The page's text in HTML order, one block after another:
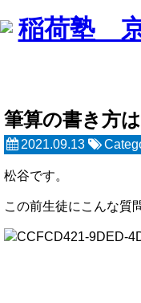
筆算の書き方は
2021.09.13
松谷です。
この前生徒にこんな質